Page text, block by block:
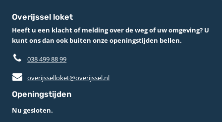
Overijssel loket
Heeft u een klacht of melding over de weg of uw omgeving? U
kunt ons dan ook buiten onze openingstijden bellen.
038 499 88 99
overijsselloket@overijssel.nl
Openingstijden
Nu gesloten.